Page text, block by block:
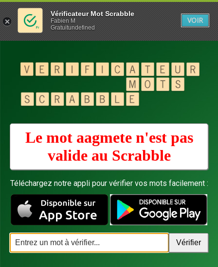
Le mot aagmete n'est pas
valide au Scrabble
Téléchargez notre appli pour vérifier vos mots facilement :
Vérificateur Mot Scrabble
Fabien M
Gratuitundefined
VOIR